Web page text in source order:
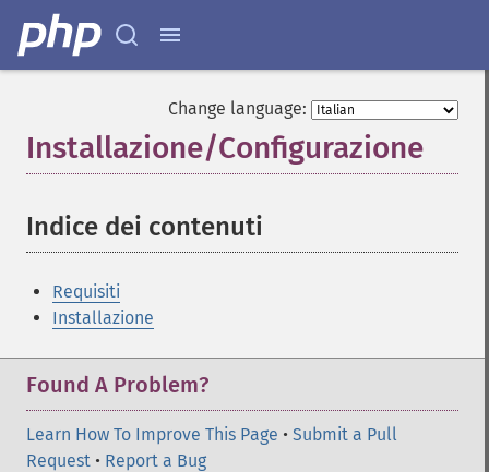
Change language:
Installazione/Configurazione
Indice dei contenuti
Requisiti
Installazione
Found A Problem?
Learn How To Improve This Page • Submit a Pull
Request • Report a Bug